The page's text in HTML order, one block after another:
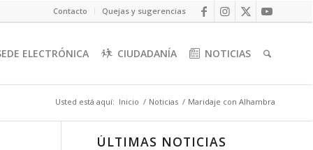
Contacto Quejas y sugerencias
ELECTRÓNICA CIUDADANÍA NOTICIAS
Usted está aquí: Inicio / Noticias / Maridaje con Alhambra
ÚLTIMAS NOTICIAS